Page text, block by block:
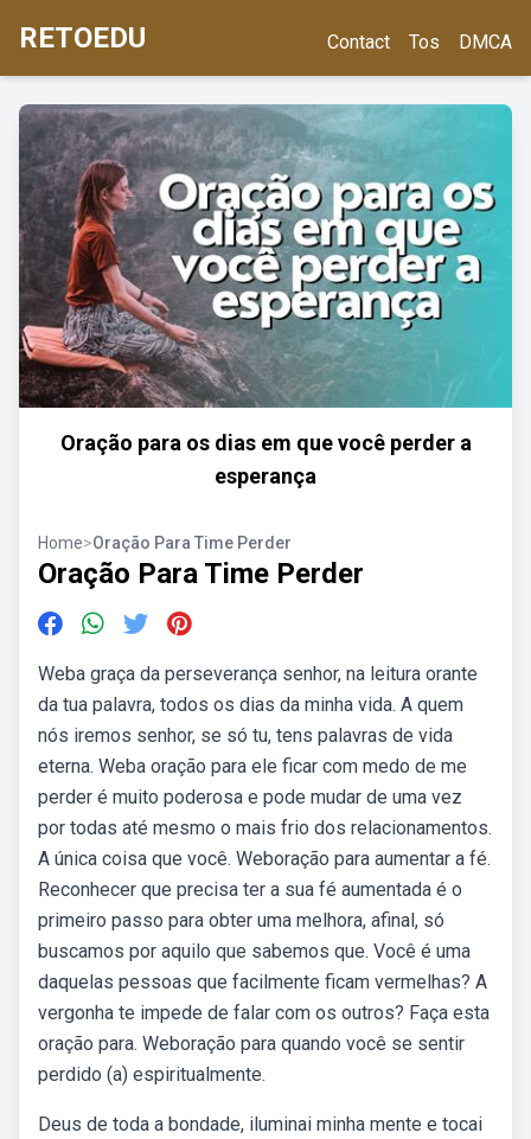
RETOEDU Contact Tos DMCA
Oração para os dias em que você perder a
esperança
Home>Oração Para Time Perder
Oração Para Time Perder
Weba graça da perseverança senhor, na leitura orante
da tua palavra, todos os dias da minha vida. A quem
nós iremos senhor, se só tu, tens palavras de vida
eterna. Weba oração para ele ficar com medo de me
perder é muito poderosa e pode mudar de uma vez
por todas até mesmo o mais frio dos relacionamentos.
A única coisa que você. Weboração para aumentar a fé.
Reconhecer que precisa ter a sua fé aumentada é o
primeiro passo para obter uma melhora, afinal, só
buscamos por aquilo que sabemos que. Você é uma
daquelas pessoas que facilmente ficam vermelhas? A
vergonha te impede de falar com os outros? Faça esta
oração para. Weboração para quando você se sentir
perdido (a) espiritualmente.
Deus de toda a bondade, iluminai minha mente e tocai